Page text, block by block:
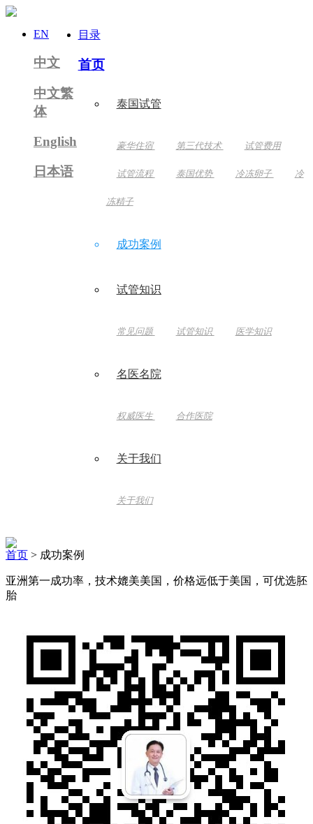
EN
中文
中文繁
体
English
日本语
目录
首页
泰国试管
豪华住宿 第三代技术 试管费用
试管流程 泰国优势 冷冻卵子 冷
冻精子
成功案例
试管知识
常见问题 试管知识 医学知识
名医名院
权威医生 合作医院
关于我们
关于我们
首页 > 成功案例
亚洲第一成功率，技术媲美美国，价格远低于美国，可优选胚
胎